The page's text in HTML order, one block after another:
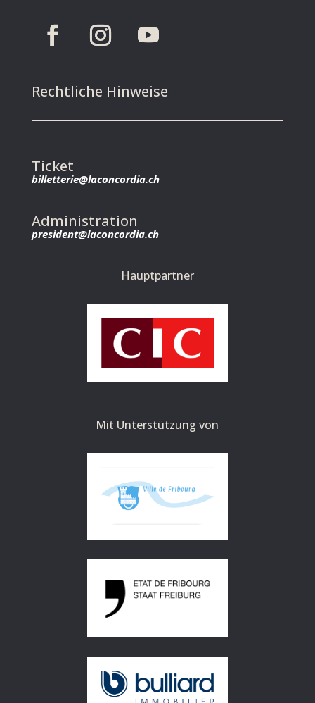
Rechtliche Hinweise
Ticket
billetterie@laconcordia.ch
Administration
president@laconcordia.ch
Hauptpartner
Mit Unterstützung von